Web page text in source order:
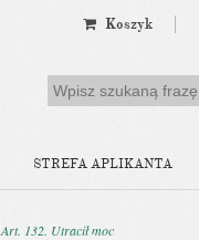
Koszyk
STREFA APLIKANTA
Art. 132. Utracił moc